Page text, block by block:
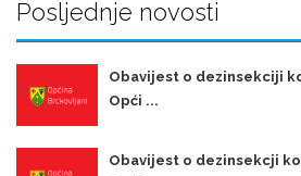
Posljednje novosti
Obavijest o dezinsekciji
Opći ...
Obavijest o dezinsekcji